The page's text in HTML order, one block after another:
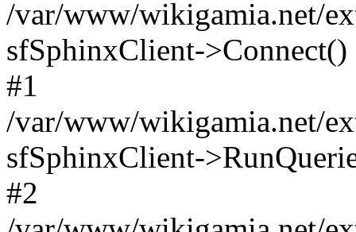
/var/www/wikigamia.net/
sfSphinxClient->Connect()
#1
/var/www/wikigamia.net/
sfSphinxClient-
#2